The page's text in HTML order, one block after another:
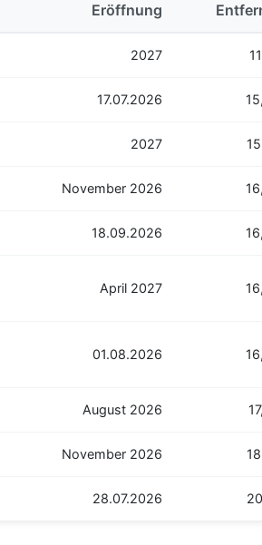
Eröffnung
2027
17.07.2026
2027
November 2026
18.09.2026
April 2027
01.08.2026
August 2026
November 2026
28.07.2026